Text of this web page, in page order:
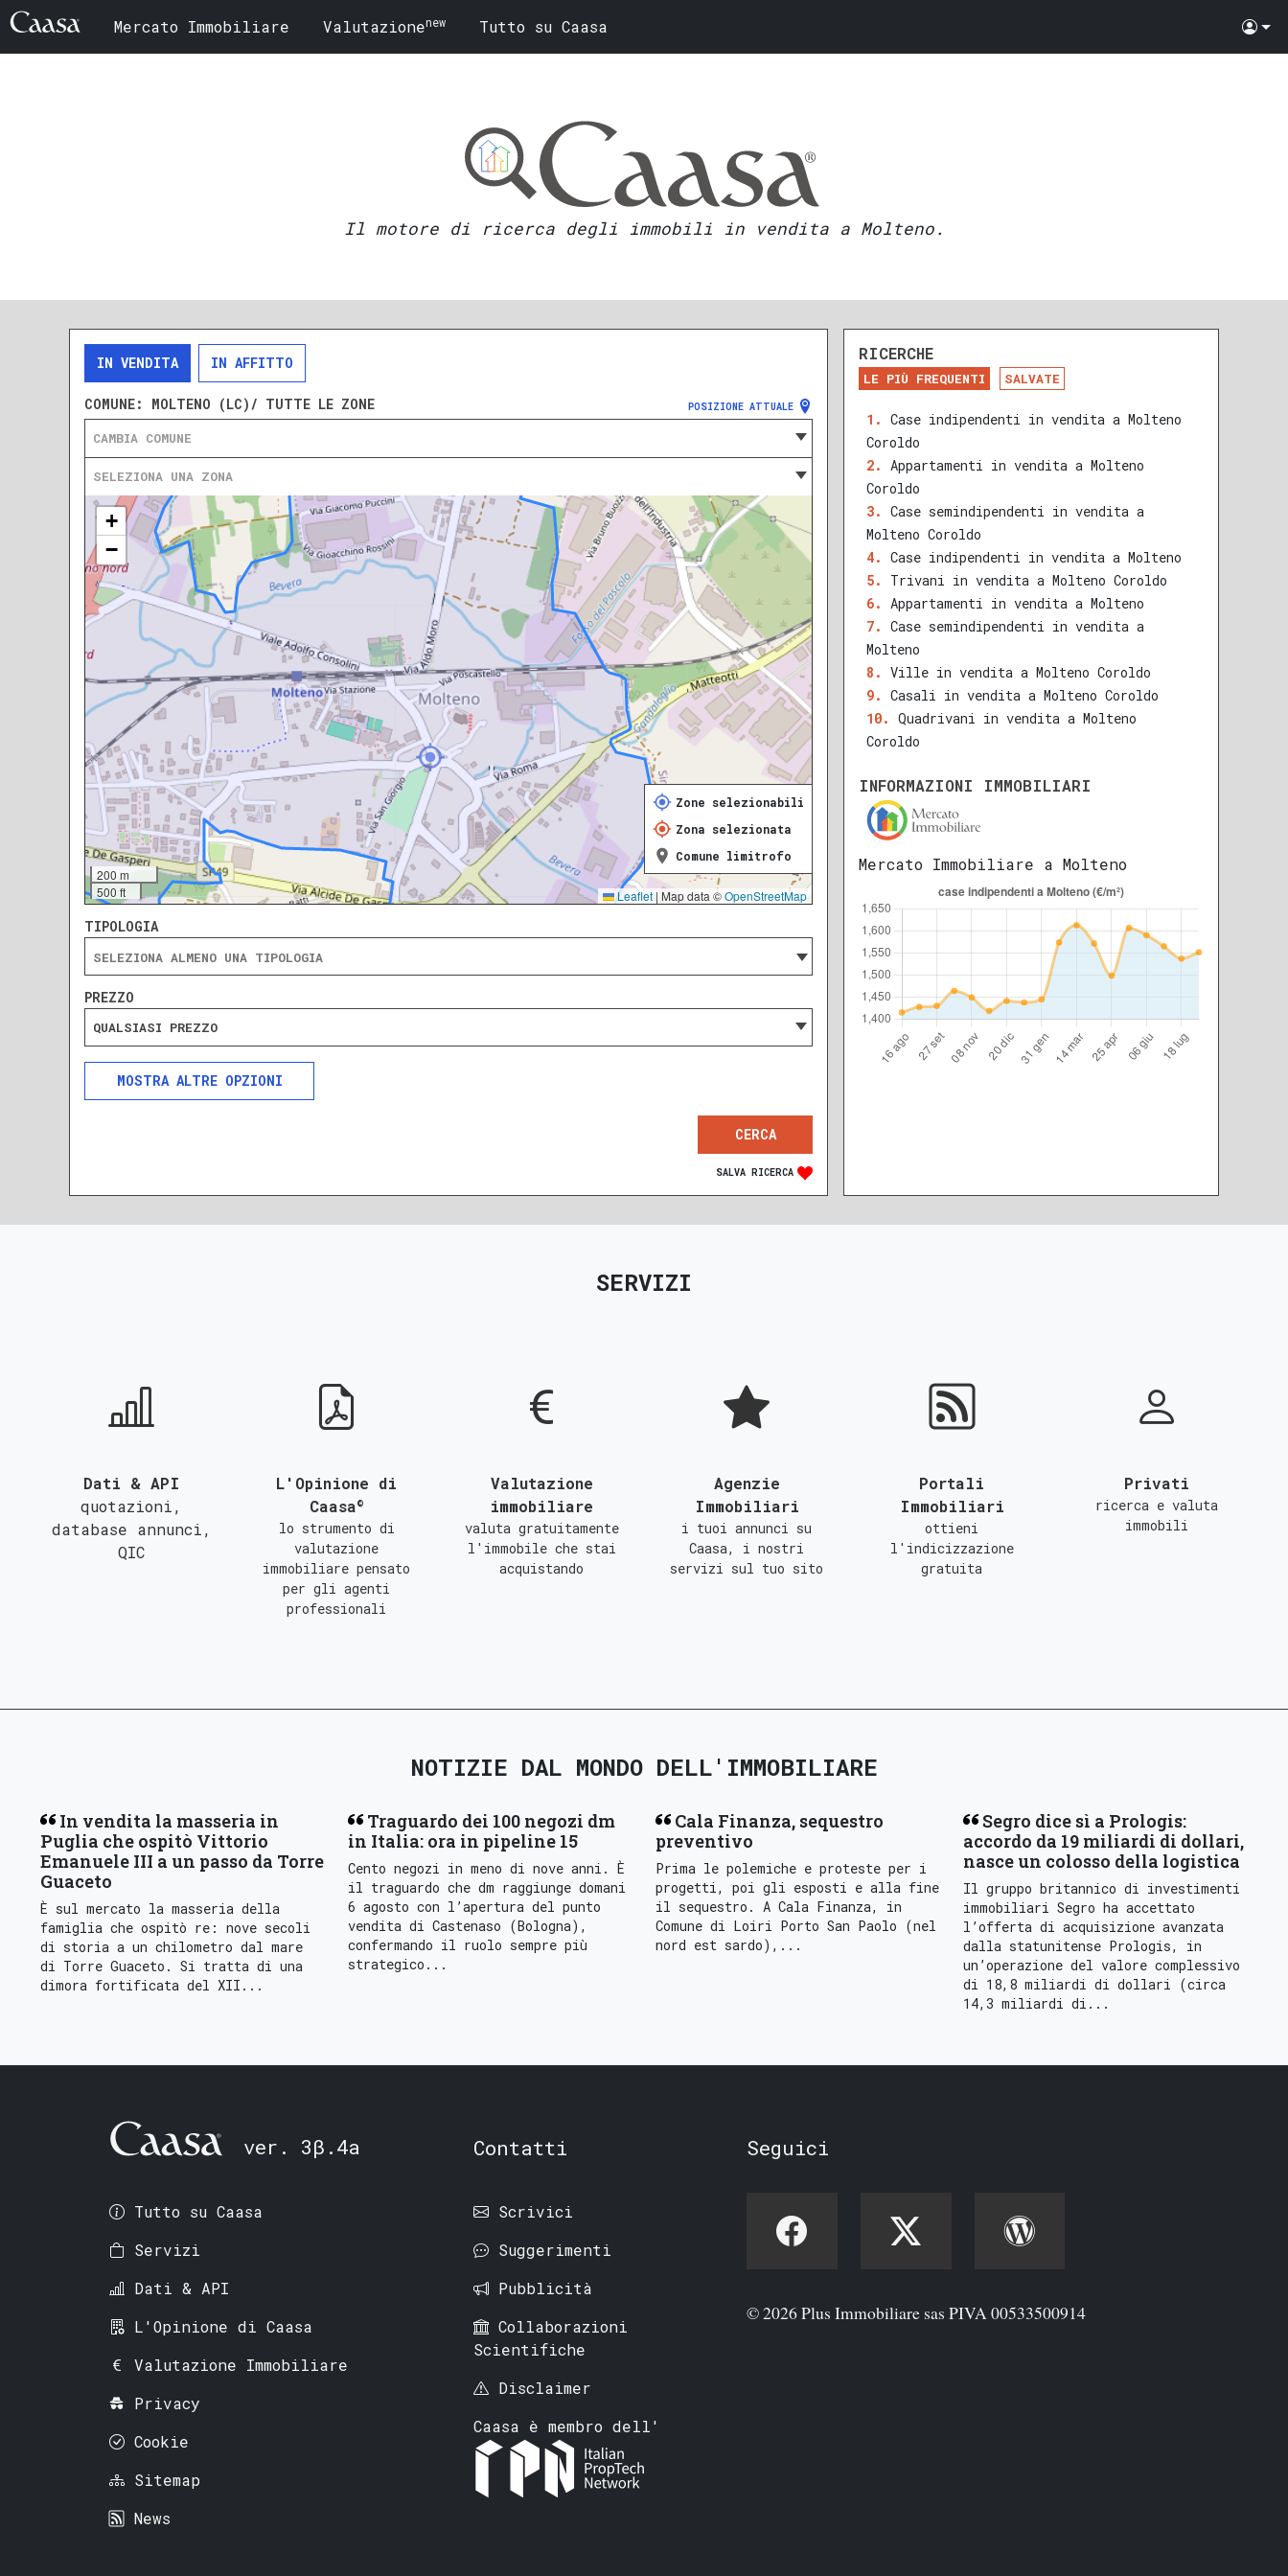
Mercato Immobiliare Valutazionenew Tutto su Caasa
Il motore di ricerca degli immobili in vendita a Molteno.
IN VENDITA IN AFFITTO
COMUNE: MOLTENO (LC)/ TUTTE LE ZONE POSIZIONE ATTUALE
CAMBIA COMUNE
SELEZIONA UNA ZONA
+
−
200 m
500 ft
Leaflet | Map data ©OpenStreetMap
Zone selezionabili
Zona selezionata
Comune limitrofo
TIPOLOGIA
PREZZO
QUALSIASI PREZZO
ALTRE OPZIONI
RISTRUTTURATO
SALVA RICERCA
RICERCHE
LE PIÙ FREQUENTI SALVATE
Case indipendenti in vendita a Molteno
Coroldo
Appartamenti in vendita a Molteno
Coroldo
Case semindipendenti in vendita a
Molteno Coroldo
Case indipendenti in vendita a Molteno
Trivani in vendita a Molteno Coroldo
Appartamenti in vendita a Molteno
Case semindipendenti in vendita a
Molteno
Ville in vendita a Molteno Coroldo
Casali in vendita a Molteno Coroldo
Quadrivani in vendita a Molteno
Coroldo
INFORMAZIONI IMMOBILIARI
Mercato Immobiliare a Molteno
SERVIZI
Dati & API
quotazioni,
database annunci,
QIC
L'Opinione di
Caasa©
lo strumento di
valutazione
immobiliare pensato
per gli agenti
professionali
Valutazione
immobiliare
valuta gratuitamente
l'immobile che stai
acquistando
Agenzie
Immobiliari
i tuoi annunci su
Caasa, i nostri
servizi sul tuo sito
Portali
Immobiliari
ottieni
l'indicizzazione
gratuita
Privati
ricerca e valuta
immobili
NOTIZIE DAL MONDO DELL'IMMOBILIARE
In vendita la masseria in
Puglia che ospitò Vittorio
Emanuele III a un passo da Torre
Guaceto
È sul mercato la masseria della
famiglia che ospitò re: nove secoli
di storia a un chilometro dal mare
di Torre Guaceto. Si tratta di una
dimora fortificata del XII...
Traguardo dei 100 negozi dm
in Italia: ora in pipeline 15
Cento negozi in meno di nove anni. È
il traguardo che dm raggiunge domani
6 agosto con l’apertura del punto
vendita di Castenaso (Bologna),
confermando il ruolo sempre più
strategico...
Cala Finanza, sequestro
preventivo
Prima le polemiche e proteste per i
progetti, poi gli esposti e alla fine
il sequestro. A Cala Finanza, in
Comune di Loiri Porto San Paolo (nel
nord est sardo),...
Segro dice sì a Prologis:
accordo da 19 miliardi di dollari,
nasce un colosso della logistica
Il gruppo britannico di investimenti
immobiliari Segro ha accettato
l’offerta di acquisizione avanzata
dalla statunitense Prologis, in
un’operazione del valore complessivo
di 18,8 miliardi di dollari (circa
14,3 miliardi di...
ver. 3β.4a
Tutto su Caasa
Servizi
Dati & API
L'Opinione di Caasa
Valutazione Immobiliare
Privacy
Cookie
Sitemap
News
Contatti
Scrivici
Suggerimenti
Pubblicità
Collaborazioni
Scientifiche
Disclaimer
Caasa è membro dell'
Seguici
© 2026 Plus Immobiliare sas PIVA 00533500914